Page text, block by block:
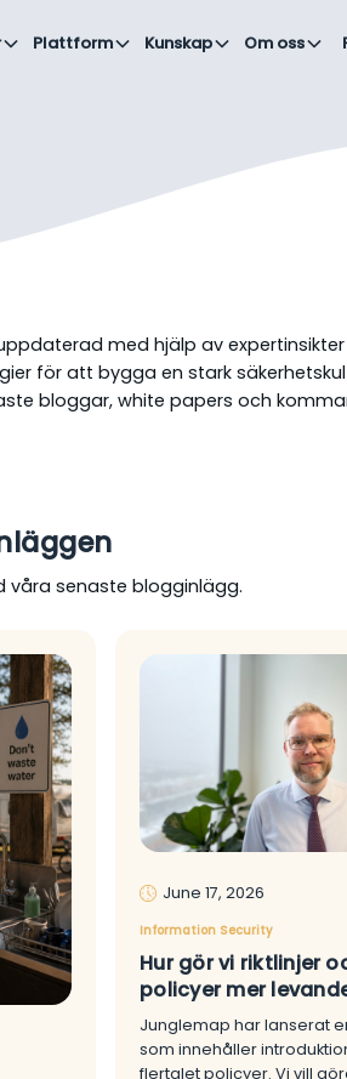
Plattform Kunskap Om oss
med hjälp av
för att bygga en stark
bloggar, white papers och
våra senaste blogginlägg.
June 17, 2026
Information Security
Hur gör vi riktlinjer
policyer mer
Junglemap har lanserat
som innehåller
flertalet policyer. Vi vill